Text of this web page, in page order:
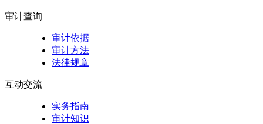
审计查询
审计依据
审计方法
法律规章
互动交流
实务指南
审计知识